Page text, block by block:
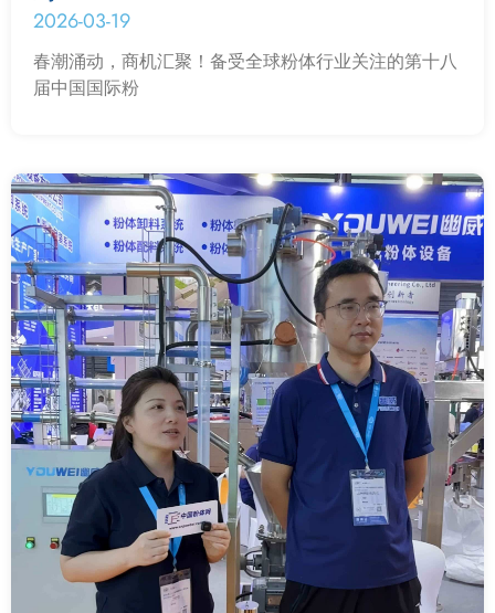
2026-03-19
春潮涌动，商机汇聚！备受全球粉体行业关注的第十八
届中国国际粉